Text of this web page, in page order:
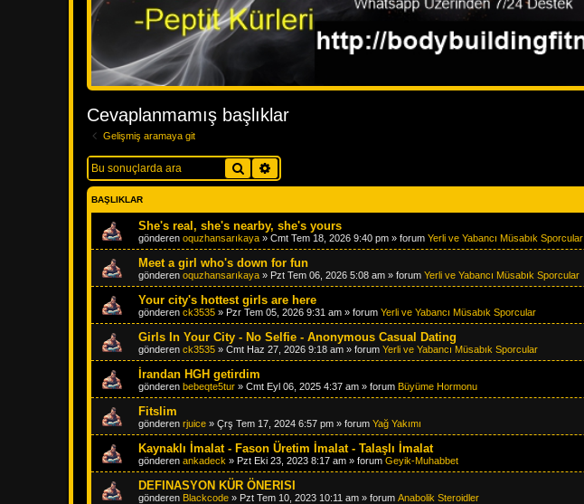
Cevaplanmamış başlıklar
Gelişmiş aramaya git
Ara
BAŞLIKLAR
She's real, she's nearby, she's yours
gönderen oquzhansarıkaya » Cmt Tem 18, 2026 9:40 pm » forum Yerli ve Yabancı Müsabık Sporcular
Meet a girl who's down for fun
gönderen oquzhansarıkaya » Pzt Tem 06, 2026 5:08 am » forum Yerli ve Yabancı Müsabık Sporcular
Your city's hottest girls are here
gönderen ck3535 » Pzr Tem 05, 2026 9:31 am » forum Yerli ve Yabancı Müsabık Sporcular
Girls In Your City - No Selfie - Anonymous Casual Dating
gönderen ck3535 » Cmt Haz 27, 2026 9:18 am » forum Yerli ve Yabancı Müsabık Sporcular
İrandan HGH getirdim
gönderen bebeqte5tur » Cmt Eyl 06, 2025 4:37 am » forum Büyüme Hormonu
Fitslim
gönderen rjuice » Çrş Tem 17, 2024 6:57 pm » forum Yağ Yakımı
Kaynaklı İmalat - Fason Üretim İmalat - Talaşlı İmalat
gönderen ankadeck » Pzt Eki 23, 2023 8:17 am » forum Geyik-Muhabbet
DEFINASYON KÜR ÖNERISI
gönderen Blackcode » Pzt Tem 10, 2023 10:11 am » forum Anabolik Steroidler